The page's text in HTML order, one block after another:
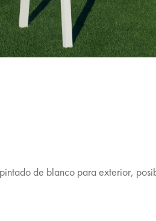
de blanco para exterior,